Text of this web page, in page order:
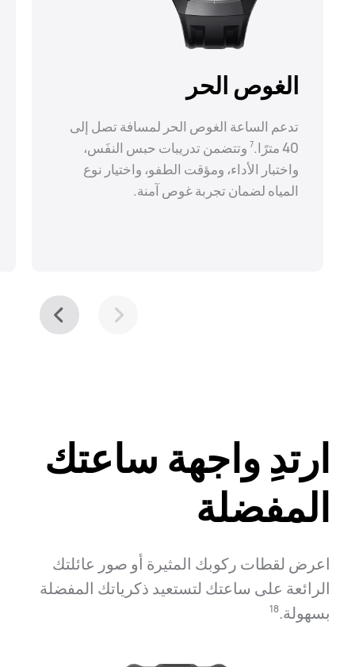
الغوص الحر
تدعم الساعة الغوص الحر لمسافة تصل إلى
40 مترًا.⁠
7وتتضمن تدريبات حبس النفَس،
واختبار الأداء، ومؤقت الطفو، واختيار نوع
المياه لضمان تجربة غوص آمنة.
ارتدِ واجهة ساعتك
المفضلة
اعرض لقطات ركوبك المثيرة أو صور عائلتك
الرائعة على ساعتك لتستعيد ذكرياتك المفضلة
بسهولة.⁠18